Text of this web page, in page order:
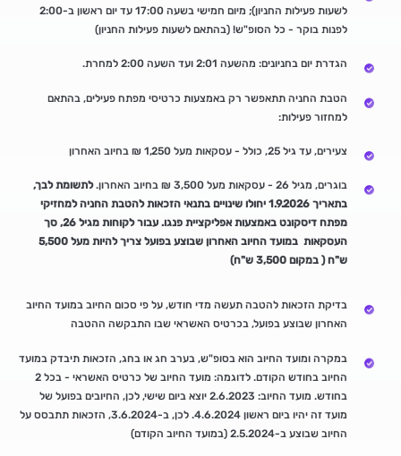
לשעות פעילות החניון); מיום חמישי בשעה 17:00 עד יום ראשון ב-2:00
לפנות בוקר - כל הסופ"ש! (בהתאם לשעות פעילות החניון)
הגדרת יום בחניונים: מהשעה 2:01 ועד השעה 2:00 למחרת.
הטבת החניה תתאפשר רק באמצעות כרטיסי מפתח פעילים, בהתאם
למחזור פעילות:
צעירים, עד גיל 25, כולל - עסקאות מעל 1,250 ₪ בחיוב האחרון
בוגרים, מגיל 26 - עסקאות מעל 3,500 ₪ בחיוב האחרון.
לתשומת לבך,
בתאריך 1.9.2026 יחולו שינויים בתנאי הזכאות להטבת החניה למחזיקי
מפתח דיסקונט באמצעות אפליקציית פנגו. עבור לקוחות מגיל 26, סך
העסקאות במועד החיוב האחרון שבוצע בפועל צריך להיות מעל 5,500
ש"ח ( במקום 3,500 ש"ח)
בדיקת הזכאות להטבה תעשה מדי חודש, על פי סכום החיוב במועד החיוב
האחרון שבוצע בפועל, בכרטיס האשראי שבו התבקשה ההטבה
במקרה ומועד החיוב הוא בסופ"ש, בערב חג או בחג, הזכאות תיבדק במועד
החיוב בחודש הקודם. לדוגמה: מועד החיוב של כרטיס האשראי - בכל 2
בחודש. מועד החיוב: 2.6.2023 יוצא ביום שישי, לכן, החיובים בפועל של
מועד זה יהיו ביום ראשון 4.6.2024. לכן, ב-3.6.2024, הזכאות תתבסס על
החיוב שבוצע ב-2.5.2024 (במועד החיוב הקודם)